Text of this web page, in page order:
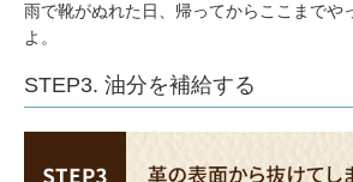
雨で靴がぬれた日、帰ってからここまでや
よ。
STEP3. 油分を補給する